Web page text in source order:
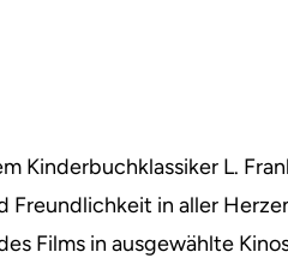
Kinderbuchklassiker L.
in aller
Films in ausgewählte